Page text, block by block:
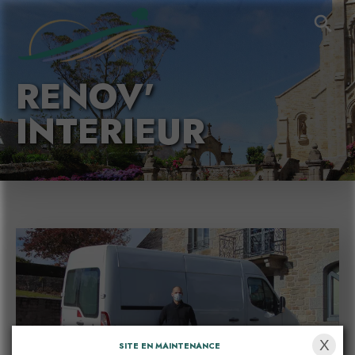
RENOV'
INTERIEUR
SITE EN MAINTENANCE X